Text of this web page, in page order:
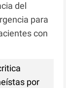
del
para
con
por